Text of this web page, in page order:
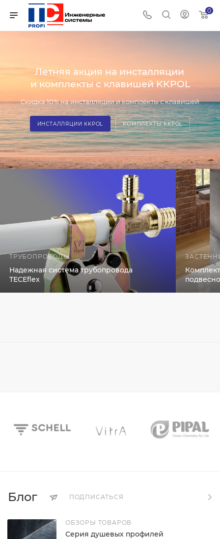
0
Летняя акция на инсталляции
и комплекты с клавишей KKPOL
Скидка 10% на инсталляции и комплекты с клавишей
ИНСТАЛЛЯЦИИ KKPOL КОМПЛЕКТЫ KKPOL
ТРУБОПРОВОДЫ
Надежная система трубопровода
TECEflex
Блог ПОДПИСАТЬСЯ
ОБЗОРЫ ТОВАРОВ
Серия душевых профилей